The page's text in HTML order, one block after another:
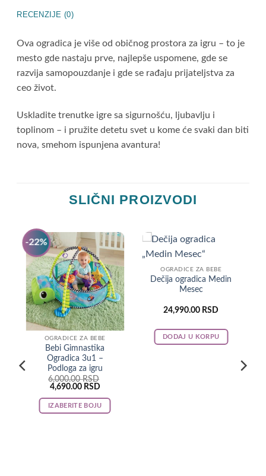
RECENZIJE (0)
Ova ogradica je više od običnog prostora za igru – to je
mesto gde nastaju prve, najlepše uspomene, gde se
razvija samopouzdanje i gde se rađaju prijateljstva za
ceo život.
Uskladite trenutke igre sa sigurnošću, ljubavlju i
toplinom – i pružite detetu svet u kome će svaki dan biti
nova, smehom ispunjena avantura!
SLIČNI PROIZVODI
-22%
OGRADICE ZA BEBE
Bebi Gimnastika
Ogradica 3u1 –
Podloga za igru
6,000.00RSD
Original
was:
6,000.00 RSD.
4,690.00 RSDCurrent
is:
4,690.00 RSD.
IZABERITE BOJU
OGRADICE ZA BEBE
Dečija ogradica Medin
Mesec
24,990.00 RSD
DODAJ U KORPU